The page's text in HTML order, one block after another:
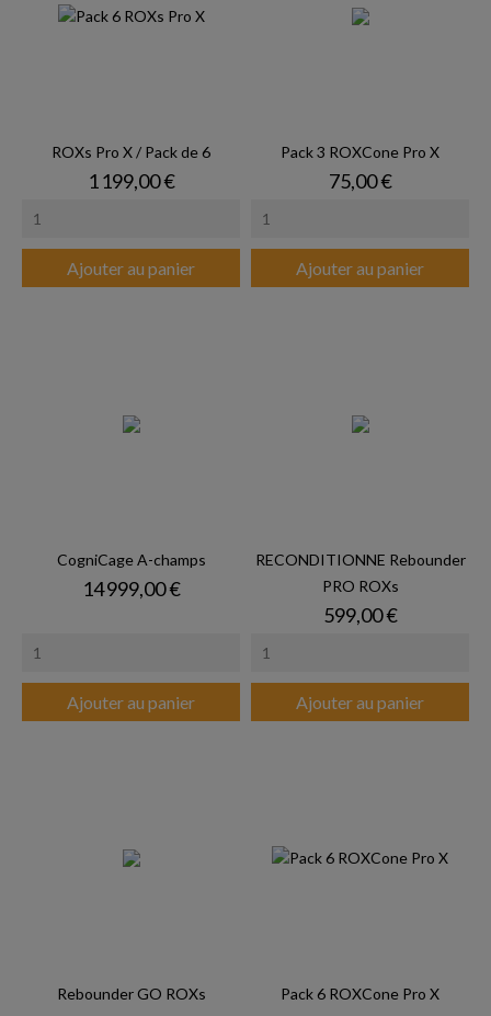
ROXs Pro X / Pack de 6
Prix
1 199,00 €
Ajouter au panier
Pack 3 ROXCone Pro X
Prix
75,00 €
Ajouter au panier
CogniCage A-champs
Prix
14 999,00 €
Ajouter au panier
RECONDITIONNE Rebounder
PRO ROXs
Prix
599,00 €
Ajouter au panier
Rebounder GO ROXs Pack 6 ROXCone Pro X